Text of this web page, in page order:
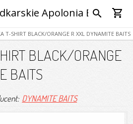
Apolonia Bytom
search shopping_cart
T-SHIRT BLACK/ORANGE R XXL DYNAMITE BAITS
BLACK/ORANGE
BAITS
DYNAMITE BAITS